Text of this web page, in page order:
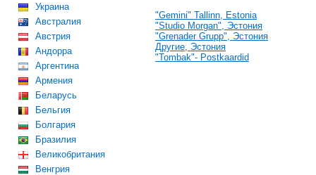
Украина
Австралия
Австрия
Андорра
Аргентина
Армения
Беларусь
Бельгия
Болгария
Бразилия
Великобритания
Венгрия
"Gemini" Tallinn, Estonia
"Studio Morgan", Эстония
"Grenader Grupp", Эстония
Другие, Эстония
"Tombak"- Postkaardid